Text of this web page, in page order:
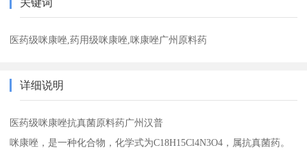
关键词
医药级咪康唑,药用级咪康唑,咪康唑广州原料药
详细说明
医药级咪康唑抗真菌原料药广州汉普
咪康唑，是一种化合物，化学式为C18H15Cl4N3O4，属抗真菌药。